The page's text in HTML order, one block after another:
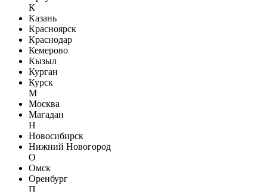
К
Казань
Красноярск
Краснодар
Кемерово
Кызыл
Курган
Курск
М
Москва
Магадан
Н
Новосибирск
Нижний Новогород
О
Омск
Оренбург
П